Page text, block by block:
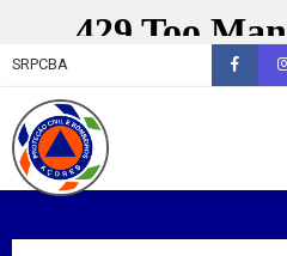
SRPCBA